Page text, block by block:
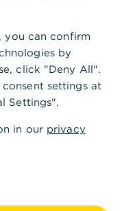
allgemeinen
you can confirm
by
click "Deny All".
settings at
Settings".
in our privacy